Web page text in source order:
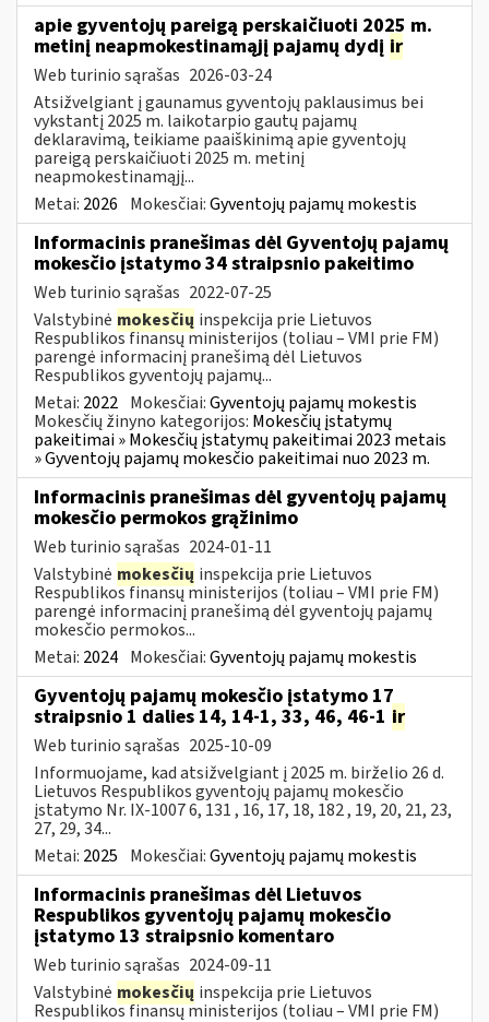
apie gyventojų pareigą perskaičiuoti 2025 m.
metinį neapmokestinamąjį pajamų dydį ir
Web turinio sąrašas 2026-03-24
Atsižvelgiant į gaunamus gyventojų paklausimus bei
vykstantį 2025 m. laikotarpio gautų pajamų
deklaravimą, teikiame paaiškinimą apie gyventojų
pareigą perskaičiuoti 2025 m. metinį
neapmokestinamąjį...
Metai: 2026 Mokesčiai:Gyventojų pajamų mokestis
Informacinis pranešimas dėl Gyventojų pajamų
mokesčio įstatymo 34 straipsnio pakeitimo
Web turinio sąrašas 2022-07-25
Valstybinė mokesčių inspekcija prie Lietuvos
Respublikos finansų ministerijos (toliau – VMI prie FM)
parengė informacinį pranešimą dėl Lietuvos
Respublikos gyventojų pajamų...
Metai: 2022 Mokesčiai:Gyventojų pajamų mokestis
Mokesčių žinyno kategorijos: Mokesčių įstatymų
pakeitimai » Mokesčių įstatymų pakeitimai 2023 metais
» Gyventojų pajamų mokesčio pakeitimai nuo 2023 m.
Informacinis pranešimas dėl gyventojų pajamų
mokesčio permokos grąžinimo
Web turinio sąrašas 2024-01-11
Valstybinė mokesčių inspekcija prie Lietuvos
Respublikos finansų ministerijos (toliau – VMI prie FM)
parengė informacinį pranešimą dėl gyventojų pajamų
mokesčio permokos...
Metai: 2024 Mokesčiai:Gyventojų pajamų mokestis
Gyventojų pajamų mokesčio įstatymo 17
straipsnio 1 dalies 14, 14-1, 33, 46, 46-1 ir
Web turinio sąrašas 2025-10-09
Informuojame, kad atsižvelgiant į 2025 m. birželio 26 d.
Lietuvos Respublikos gyventojų pajamų mokesčio
įstatymo Nr. IX-1007 6, 131 , 16, 17, 18, 182 , 19, 20, 21, 23,
27, 29, 34...
Metai: 2025 Mokesčiai:Gyventojų pajamų mokestis
Informacinis pranešimas dėl Lietuvos
Respublikos gyventojų pajamų mokesčio
įstatymo 13 straipsnio komentaro
Web turinio sąrašas 2024-09-11
Valstybinė mokesčių inspekcija prie Lietuvos
Respublikos finansų ministerijos (toliau – VMI prie FM)